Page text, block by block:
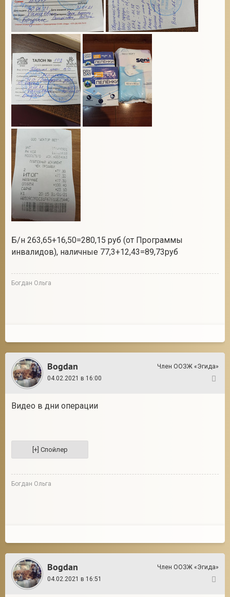
Б/н 263,65+16,50=280,15 руб (от Программы
инвалидов), наличные 77,3+12,43=89,73руб
Богдан Ольга
Bogdan
Член ООЗЖ «Эгида»
04.02.2021 в 16:00
Видео в дни операции
Богдан Ольга
Bogdan
Член ООЗЖ «Эгида»
04.02.2021 в 16:51